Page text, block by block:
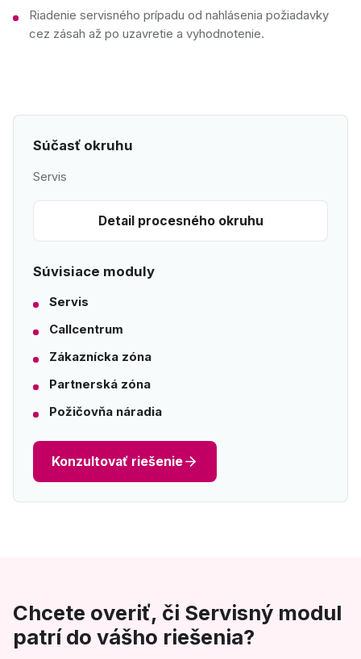
Riadenie servisného prípadu od nahlásenia požiadavky
cez zásah až po uzavretie a vyhodnotenie.
Súčasť okruhu
Servis
Detail procesného okruhu
Súvisiace moduly
Servis
Callcentrum
Zákaznícka zóna
Partnerská zóna
Požičovňa náradia
Konzultovať riešenie
Chcete overiť, či Servisný modul
patrí do vášho riešenia?